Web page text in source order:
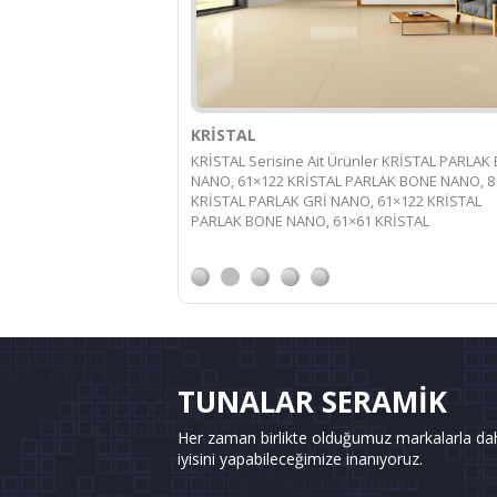
Kütahya Seramik Öne Çıkan Seriler
OPAL Serisine Ait Ürünler OPAL BONE
PARLAK NANO, 122×122 OPAL GRİ REKTİFİYE
PARLAK NANO, 61×122 OPAL BONE REKTİFİYE
PARLAK NANO, 122×244 OPAL BONE REKTİFİYE
TUNALAR SERAMİK
Her zaman birlikte olduğumuz markalarla
iyisini yapabileceğimize inanıyoruz.